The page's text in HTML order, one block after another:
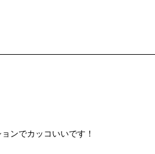
ンでカッコいいです！